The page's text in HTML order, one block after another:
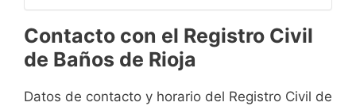
Contacto con el Registro Civil
de Baños de Rioja
Datos de contacto y horario del Registro Civil de